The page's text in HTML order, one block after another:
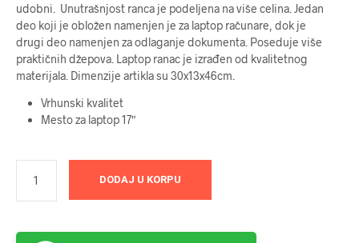
udobni. Unutrašnjost ranca je podeljena na više celina. Jedan
deo koji je obložen namenjen je za laptop računare, dok je
drugi deo namenjen za odlaganje dokumenta. Poseduje više
praktičnih džepova. Laptop ranac je izrađen od kvalitetnog
materijala. Dimenzije artikla su 30x13x46cm.
Vrhunski kvalitet
Mesto za laptop 17″
DODAJ U KORPU